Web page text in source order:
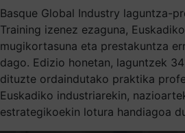
Basque Global Industry laguntza-
Training izenez ezaguna,
mugikortasuna eta prestakuntza
dago. Edizio honetan, laguntzek
dituzte ordaindutako praktika
Euskadiko industriarekin,
estrategikoekin lotura handiagoa